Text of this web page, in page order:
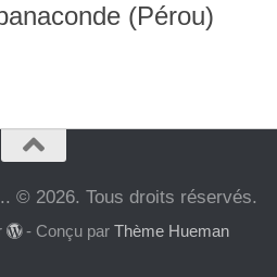
(Pérou)
© 2026. Tous droits réservés.
- Conçu parThème Hueman